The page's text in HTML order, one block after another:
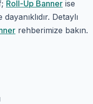
Roll-Up Banner ise
Detaylı
rehberimize bakın.